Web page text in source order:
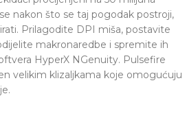
nakon što se taj pogodak postroji,
Prilagodite DPI miša, postavite
makronaredbe i spremite ih
HyperX NGenuity. Pulsefire
velikim klizaljkama koje omogućuju